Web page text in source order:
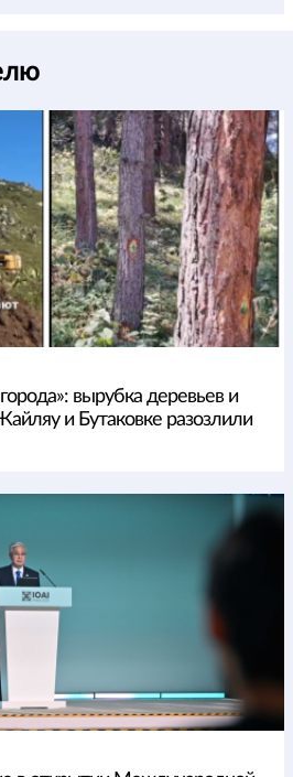
вырубка деревьев и
и Бутаковке разозлили